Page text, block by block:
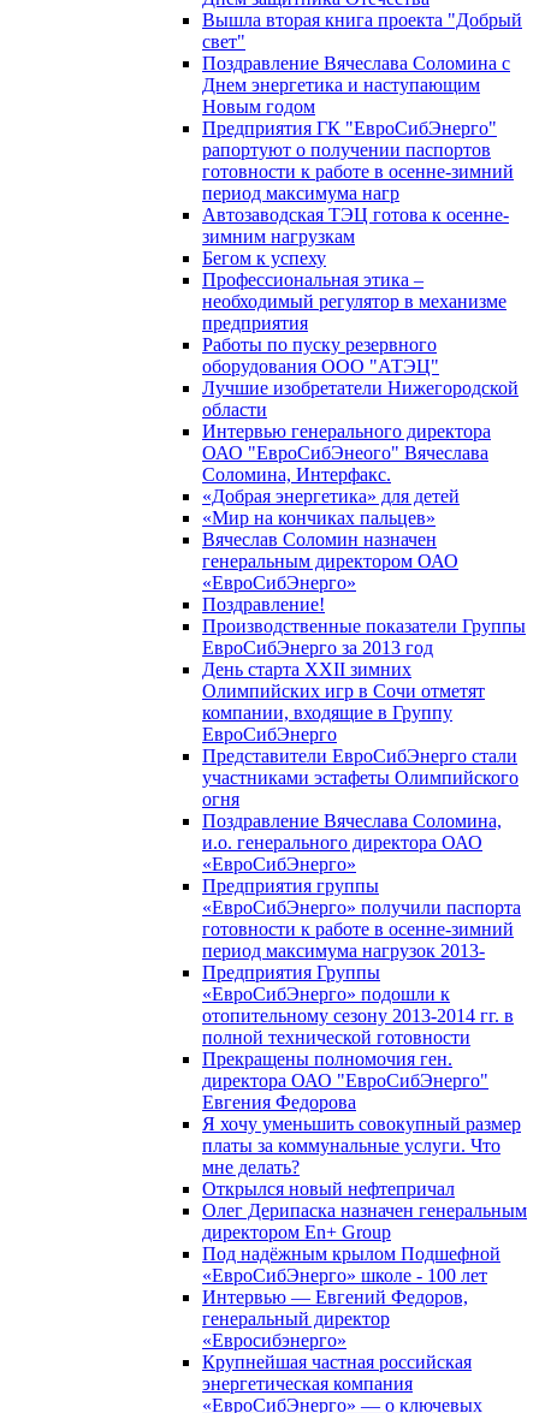
Вышла вторая книга проекта "Добрый
свет"
Поздравление Вячеслава Соломина с
Днем энергетика и наступающим
Новым годом
Предприятия ГК "ЕвроСибЭнерго"
рапортуют о получении паспортов
готовности к работе в осенне-зимний
период максимума нагр
Автозаводская ТЭЦ готова к осенне-
зимним нагрузкам
Бегом к успеху
Профессиональная этика –
необходимый регулятор в механизме
предприятия
Работы по пуску резервного
оборудования ООО "АТЭЦ"
Лучшие изобретатели Нижегородской
области
Интервью генерального директора
ОАО "ЕвроСибЭнеого" Вячеслава
Соломина, Интерфакс.
«Добрая энергетика» для детей
«Мир на кончиках пальцев»
Вячеслав Соломин назначен
генеральным директором ОАО
«ЕвроСибЭнерго»
Поздравление!
Производственные показатели Группы
ЕвроСибЭнерго за 2013 год
День старта XXII зимних
Олимпийских игр в Сочи отметят
компании, входящие в Группу
ЕвроСибЭнерго
Представители ЕвроСибЭнерго стали
участниками эстафеты Олимпийского
огня
Поздравление Вячеслава Соломина,
и.о. генерального директора ОАО
«ЕвроСибЭнерго»
Предприятия группы
«ЕвроСибЭнерго» получили паспорта
готовности к работе в осенне-зимний
период максимума нагрузок 2013-
Предприятия Группы
«ЕвроСибЭнерго» подошли к
отопительному сезону 2013-2014 гг. в
полной технической готовности
Прекращены полномочия ген.
директора ОАО "ЕвроСибЭнерго"
Евгения Федорова
Я хочу уменьшить совокупный размер
платы за коммунальные услуги. Что
мне делать?
Открылся новый нефтепричал
Олег Дерипаска назначен генеральным
директором En+ Group
Под надёжным крылом Подшефной
«ЕвроСибЭнерго» школе - 100 лет
Интервью — Евгений Федоров,
генеральный директор
«Евросибэнерго»
Крупнейшая частная российская
энергетическая компания
«ЕвроСибЭнерго» — о ключевых